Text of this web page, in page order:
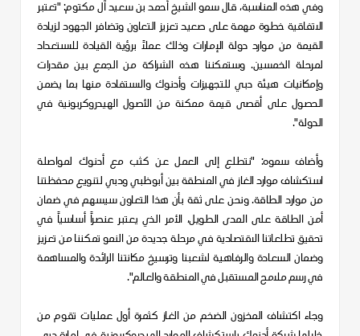
وفي هذه المناسبة، قال سمو الشيخ أحمد بن سعيد آل مكتوم: "تعتبر
الاتفاقية خطوة مهمة على صعيد تعزيز التعاون وتضافر الجهود لزيادة
القيمة من موارد دولة الإمارات وذلك عملاً برؤية القيادة للاستعداد
لمرحلة الخمسين. وستمكننا هذه الشراكة من الجمع بين مقدرات
وإمكانيات هيئة دبي للتجهيزات وأدنوك والاستفادة منها بما يضمن
الحصول على أقصى قيمة ممكنة من الأصول الهيدروكربونية في
الدولة".
وأضاف سموه: "نتطلع إلى العمل عن كثب مع أدنوك لمواصلة
استكشاف موارد الغاز في المنطقة بين أبوظبي ودبي لتنويع محفظتنا
من موارد الطاقة. ونحن على ثقة بأن هذا التعاون سيسهم في ضمان
أمن الطاقة على المدى الطويل، الأمر الذي يعتبر عنصراً أساسياً في
تحقيق تطلعاتنا الاقتصادية في مرحلة جديدة من النمو تمكننا من تعزيز
وضمان السعادة والرفاهية لشعبنا وترسيخ مكانتنا الرائدة والمساهمة
في رسم ملامح المستقبل في المنطقة والعالم".
وجاء اكتشاف المخزون الضخم من الغاز كثمرةأول عمليات تقوم من